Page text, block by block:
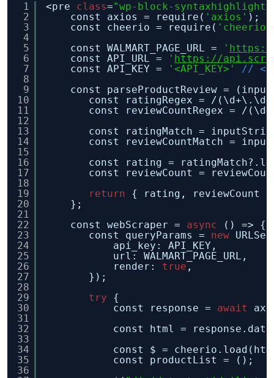
1
2
3
4
5
6
7
8
9
10
11
12
13
14
15
16
17
18
19
20
21
22
23
24
25
26
27
28
29
30
31
32
33
34
35
36
<pre class="wp-block-
const axios = require( 'axios' );
const cheerio = require( 'cheerio'
const WALMART_PAGE_URL =
' https://
const API_URL =
' https://
const API_KEY =
'<API_KEY>'
//
const parseProductReview =
const ratingRegex = /
const reviewCountRegex = /
const ratingMatch =
const reviewCountMatch =
const rating =
const reviewCount =
return
{ rating, reviewCount
};
const webScraper = async
() => {
const queryParams = new
api_key: API_KEY,
url: WALMART_PAGE_URL,
render: true ,
});
try
{
const response = await
const html =
const $ =
const productList = ();